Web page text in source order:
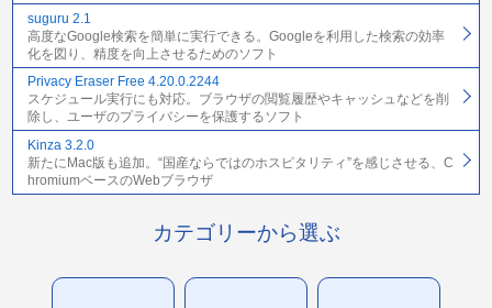
suguru 2.1
高度なGoogle検索を簡単に実行できる。Googleを利用した検索の効率
化を図り、精度を向上させるためのソフト
Privacy Eraser Free 4.20.0.2244
スケジュール実行にも対応。ブラウザの閲覧履歴やキャッシュなどを削
除し、ユーザのプライバシーを保護するソフト
Kinza 3.2.0
新たにMac版も追加。“国産ならではのホスピタリティ”を感じさせる、C
hromiumベースのWebブラウザ
カテゴリーから選ぶ